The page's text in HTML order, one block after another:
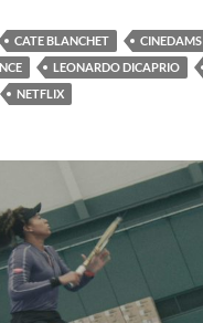
CATE BLANCHET CINEDAMS
LEONARDO DICAPRIO
NETFLIX